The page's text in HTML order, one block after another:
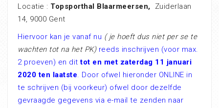
Locatie : Topsporthal Blaarmeersen,
Zuiderlaan
14, 9000 Gent
Hiervoor kan je vanaf nu ( je hoeft dus niet per se te
wachten tot na het PK)reeds inschrijven (voor max.
2 proeven) en dittot en met zaterdag 11 januari
2020 ten laatste. Door ofwel hieronder ONLINE in
te schrijven (bij voorkeur) ofwel door dezelfde
gevraagde gegevens via e-mail te zenden naar